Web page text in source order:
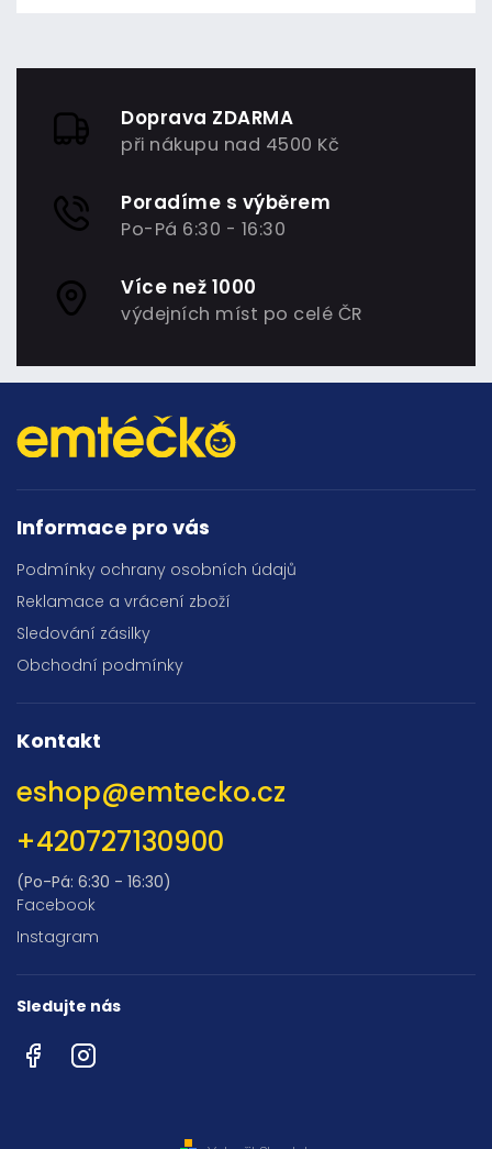
Doprava ZDARMA
při nákupu nad 4500 Kč
Poradíme s výběrem
Po-Pá 6:30 - 16:30
Více než 1000
výdejních míst po celé ČR
Informace pro vás
Podmínky ochrany osobních údajů
Reklamace a vrácení zboží
Sledování zásilky
Obchodní podmínky
Kontakt
eshop@emtecko.cz
+420727130900
(Po-Pá: 6:30 - 16:30)
Facebook
Instagram
Sledujte nás
FacebookInstagram